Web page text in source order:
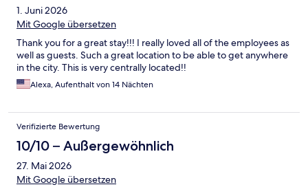
1. Juni 2026
Mit Google übersetzen
Thank you for a great stay!!! I really loved all of the employees as
well as guests. Such a great location to be able to get anywhere
in the city. This is very centrally located!!
Alexa, Aufenthalt von 14 Nächten
Verifizierte Bewertung
10/10 – Außergewöhnlich
27. Mai 2026
Mit Google übersetzen